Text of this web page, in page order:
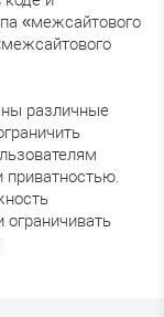
«межсайтового
различные
ограничивать